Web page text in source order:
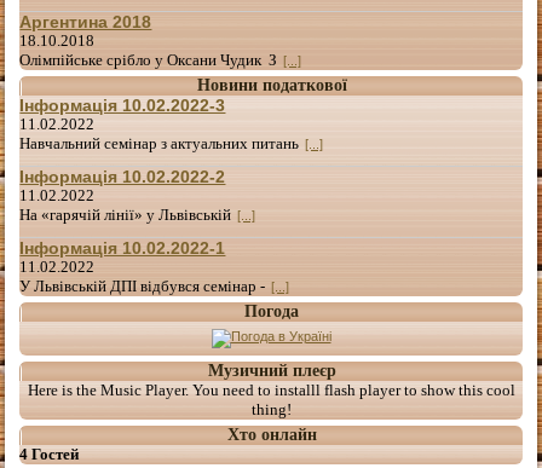
Аргентина 2018
18.10.2018
Олімпійське срібло у Оксани Чудик З [...]
Новини податкової
Інформація 10.02.2022-3
11.02.2022
Навчальний семінар з актуальних питань [...]
Інформація 10.02.2022-2
11.02.2022
На «гарячій лінії» у Львівській [...]
Інформація 10.02.2022-1
11.02.2022
У Львівській ДПІ відбувся семінар - [...]
Погода
Музичний плеєр
Here is the Music Player. You need to installl flash player to show this cool
thing!
Хто онлайн
4 Гостей